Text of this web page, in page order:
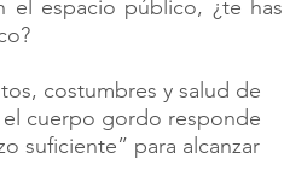
el espacio público, ¿te has
costumbres y salud de
el cuerpo gordo responde
suficiente” para alcanzar